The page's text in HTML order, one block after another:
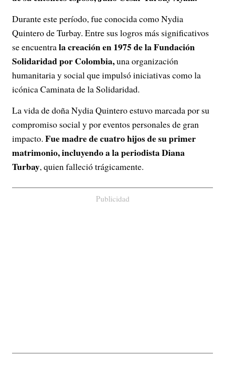
Durante este período, fue conocida como Nydia
Quintero de Turbay. Entre sus logros más significativos
se encuentrala creación en 1975 de la Fundación
Solidaridad por Colombia,una organización
humanitaria y social que impulsó iniciativas como la
icónica Caminata de la Solidaridad.
La vida de doña Nydia Quintero estuvo marcada por su
compromiso social y por eventos personales de gran
impacto. Fue madre de cuatro hijos de su primer
matrimonio, incluyendo a la periodista Diana
Turbay, quien falleció trágicamente.
Publicidad